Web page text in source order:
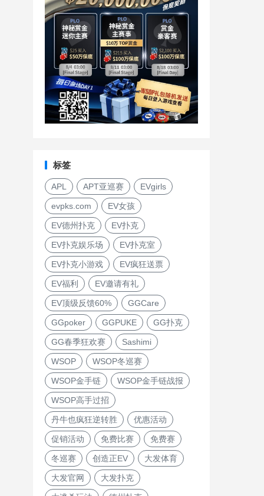
标签
APL APT亚巡赛 EVgirls
evpks.com EV女孩
EV德州扑克 EV扑克
EV扑克娱乐场 EV扑克室
EV扑克小游戏 EV疯狂送票
EV福利 EV邀请有礼
EV顶级反馈60% GGCare
GGpoker GGPUKE GG扑克
GG春季狂欢赛 Sashimi
WSOP WSOP冬巡赛
WSOP金手链 WSOP金手链战报
WSOP高手过招
丹牛也疯狂逆转胜 优惠活动
促销活动 免费比赛 免费赛
冬巡赛 创造正EV 大发体育
大发官网 大发扑克